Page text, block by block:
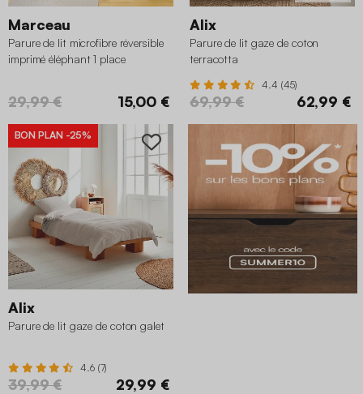
Marceau
Parure de lit microfibre réversible
imprimé éléphant 1 place
29,99 € 15,00 €
Alix
Parure de lit gaze de coton
terracotta
4.4 (45)
69,99 € 62,99 €
BON PLAN -25%
Alix
Parure de lit gaze de coton galet
4.6 (7)
39,99 € 29,99 €